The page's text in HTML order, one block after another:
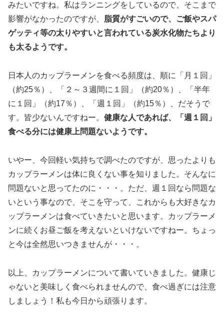
みたいですね。私はランニングをしているので、そこまで
影響がなかったのですが、 脂質がすごいので、ご飯やスパ
ゲッティ等の太りやすいと言われている炭水化物たちより
も太るようです。
日本人のカップラーメンを食べる頻度は、順に「月１回」
（約25％）、「２～３週間に１回」（約20％）、「半年
に１回」（約17％）、「週１回」（約15％）、だそうで
す。皆少ないんですねー。 健康な人であれば、「週１回」
食べる分には健康上問題ないようです。
いやー、今回軽い気持ちで調べたのですが、思ったよりも
カップラーメンは体に良くない事を知りました。そんなに
問題ないと思ってたのに・・・。ただ、週１回なら問題な
いという事なので、そこを守って、これからも大好きなカ
ップラーメンは食べていきたいと思います。カップラーメ
ンに続くお昼ご飯を考えないといけないですねー。ちょっ
と今は全然思いつきませんが・・・。
以上、カップラーメンについて書いていきました。健康じ
ゃないと美味しく食べられませんので、食べ過ぎには注意
しましょう！私も今日から頑張ります。